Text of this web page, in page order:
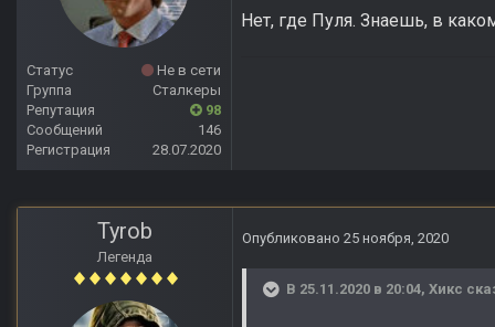
Статус
Не в сети
Группа
Сталкеры
Репутация
98
Сообщений
146
Регистрация
28.07.2020
Нет, где Пуля. Знаешь, в
Tyrob
Легенда
Опубликовано 25 ноября, 2020
В 25.11.2020 в 20:04, Хикс